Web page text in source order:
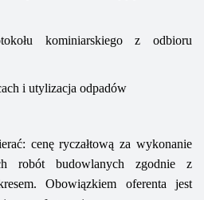
kominiarskiego z odbioru
i utylizacja odpadów
cenę ryczałtową za wykonanie
robót budowlanych zgodnie z
.
Obowiązkiem oferenta jest